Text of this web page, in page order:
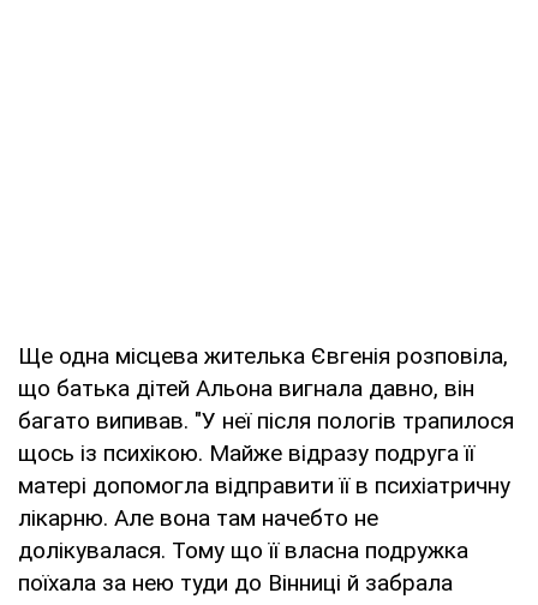
Ще одна місцева жителька Євгенія розповіла,
що батька дітей Альона вигнала давно, він
багато випивав. "У неї після пологів трапилося
щось із психікою. Майже відразу подруга її
матері допомогла відправити її в психіатричну
лікарню. Але вона там начебто не
долікувалася. Тому що її власна подружка
поїхала за нею туди до Вінниці й забрала